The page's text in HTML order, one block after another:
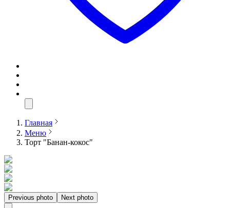
Главная
Меню
Торт "Банан-кокос"
Previous photo Next photo